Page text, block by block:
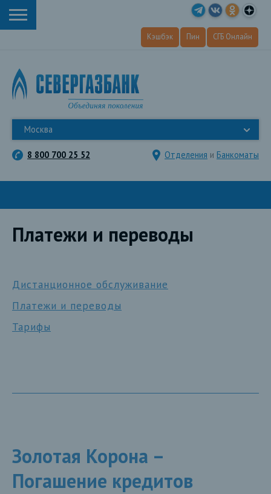
Кэшбэк Пин СГБ Онлайн
Москва
8 800 700 25 52 Отделения и Банкоматы
Платежи и переводы
Дистанционное обслуживание
Платежи и переводы
Тарифы
Золотая Корона –
Погашение кредитов